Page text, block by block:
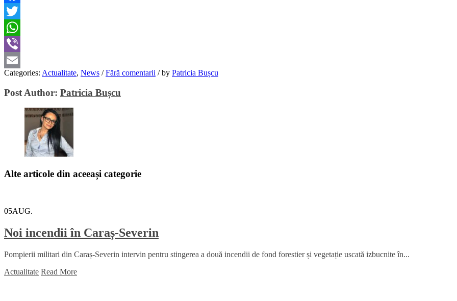
Facebook
Twitter
WhatsApp
Viber
Email
Categories: Actualitate, News / Fără comentarii /by Patricia Bușcu
Post Author: Patricia Bușcu
Alte articole din aceeași categorie
05AUG.
Noi incendii în Caraș-Severin
Pompierii militari din Caraș-Severin intervin pentru stingerea a două incendii de fond forestier și vegetație uscată izbucnite în...
Actualitate Read More